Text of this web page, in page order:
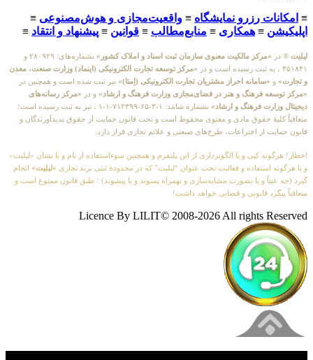
≡ امکانات رزرو نمایشگاه ≡ واقعیت‌مجازی و هوش‌مصنوعی ≡
اپلیکیشن ≡ همکاری ≡ منابع‌مطالب ≡ قوانین ≡ پیشنهاد و انتقاد ≡
لیلیت ® در «مرکز مالکیت معنوی سازمان ثبت اسناد و املاک کشور»
بشماره‌های: ۲۸۰۹۲۹ و
۴۵۱۸۴۱ ، به ثبت رسیده است و در
«مرکز توسعه تجارت الکترونیکی (اینماد) وزارت صنعت، معدن
و تجارت» و «سامانه احراز مشتریان تجارت الکترونیکی (اِمتا)» نیز ثبت شده است و همچنین در
«مرکز توسعه فرهنگ و هنر در فضای‌مجازی وزارت فرهنگ و ارشاد» و در «مرکز رسانه‌های
دیجیتال وزارت فرهنگ و ارشاد»
بشماره شامَد: ۱-۳-۶۵-۷۱۲۳۹۹-۱-۱ ، نیز به ثبت رسیده است؛
متعاقباً کلیهٔ حقوق مادی و معنوی محفوظ است و تحت قانون حمایت از حقوق پدیدآورندگان و
قانون حمایت از اختراعات، طرح‌های صنعتی و علائم تجاری قرار دارد.
اخطار! هرگونه کپی و یا الگوبرداری از این پلتفرم و همچنین سوءاستفاده از نام و یا نشان «لیلیت»
و یا هرگونه استفاده و فعالیت تحت عنوان “لیلیت” که در محدودهٔ ثبتی برند تجاری «لیلیت» انجام
گیرد (چه عیناً و یا بصورت مشابه‌سازی و بهمراه پسوند و یا پیشوند) ؛ طبق قانون ممنوع است و
متعاقباً پیگرد قانونی و قضایی خواهد داشت!
Licence By LILIT© 2008-2026 All rights Reserved